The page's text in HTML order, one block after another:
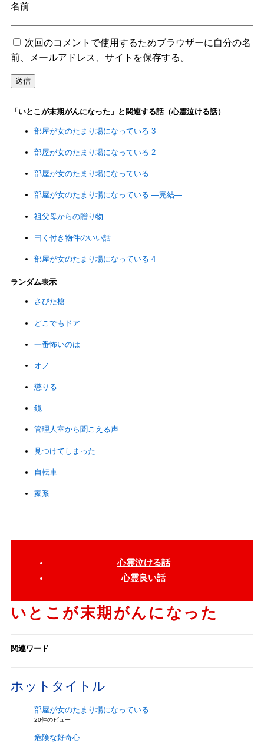
名前
次回のコメントで使用するためブラウザーに自分の名
前、メールアドレス、サイトを保存する。
「いとこが末期がんになった」と関連する話（心霊泣ける話）
部屋が女のたまり場になっている 3
部屋が女のたまり場になっている 2
部屋が女のたまり場になっている
部屋が女のたまり場になっている ―完結―
祖父母からの贈り物
曰く付き物件のいい話
部屋が女のたまり場になっている 4
ランダム表示
さびた槍
どこでもドア
一番怖いのは
オノ
懲りる
鏡
管理人室から聞こえる声
見つけてしまった
自転車
家系
心霊泣ける話
心霊良い話
いとこが末期がんになった
関連ワード
ホットタイトル
部屋が女のたまり場になっている
20件のビュー
危険な好奇心